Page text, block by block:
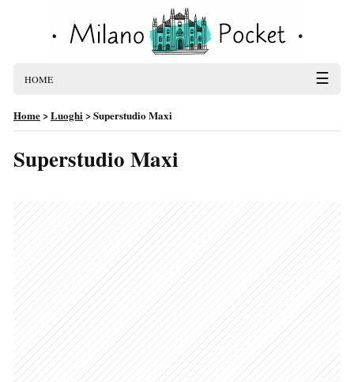
HOME ☰
Home>Luoghi>Superstudio Maxi
Superstudio Maxi